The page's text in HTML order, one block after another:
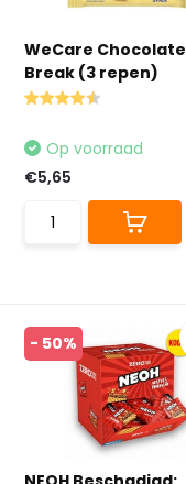
WeCare Chocolate
Break (3 repen)
Op voorraad
€5,65
- 50%